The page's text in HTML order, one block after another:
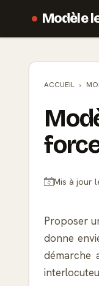
Modèle
ACCUEIL
Mis à jour
Proposer
donne
démarche